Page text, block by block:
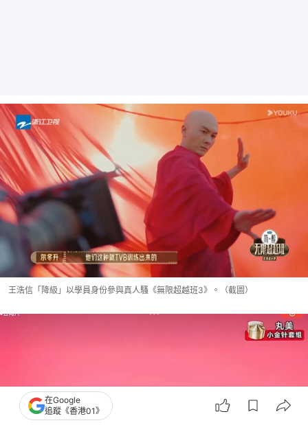
王浩信「降級」以學員身份參與真人騷《無限超越班3》。（截圖）
在Google
追蹤《香港01》